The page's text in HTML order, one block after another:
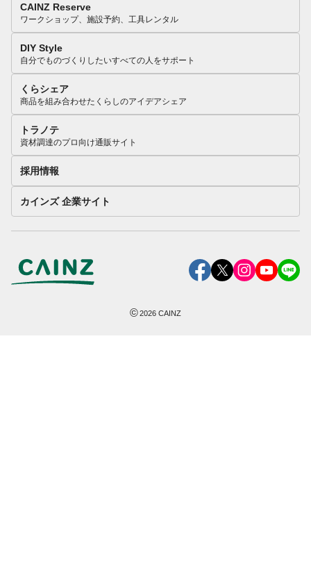
CAINZ Reserve
ワークショップ、施設予約、工具レンタル
DIY Style
自分でものづくりしたいすべての人をサポート
くらシェア
商品を組み合わせたくらしのアイデアシェア
トラノテ
資材調達のプロ向け通販サイト
採用情報
カインズ 企業サイト
©2026 CAINZ